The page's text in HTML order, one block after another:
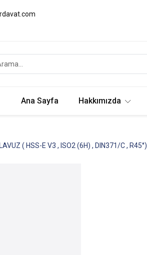
Ana Sayfa Hakkımızda
( HSS-E V3 , ISO2 (6H) , DIN371/C , R45°)